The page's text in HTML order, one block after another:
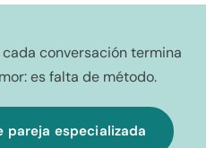
conversación termina
es falta de método.
pareja especializada